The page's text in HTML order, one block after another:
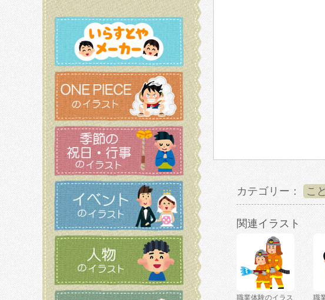
カテゴリー： こ
関連イラスト
職業体験のイラス
職